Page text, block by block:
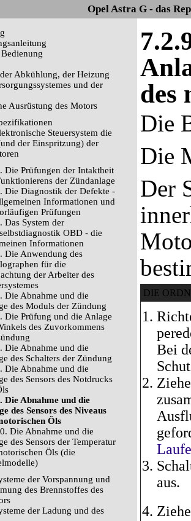
Opel Astra G - das
Abkühlung, der Heizung
und der
Ausrüstung des Motors
Steuersystem die
der Einspritzung) der
Die Prüfungen der Intaktheit
der Zündanlage
Die Diagnostik der Defekte -
Informationen und
Prüfungen
Das System der
OBD - die
Informationen
Die Anwendung des
für die
der Arbeiter des
Die Abnahme und die
des Moduls der Zündung
Die Prüfung und die Anlage
des Zuvorkommens
Die Abnahme und die
des Schalters der Zündung
Die Abnahme und die
des Sensors des Notdrucks
Die Abnahme und die
des Sensors des Niveaus
Öls
Die Abnahme und die
des Sensors der Temperatur
Öls (die
der Vorspannung und
des Brennstoffes des
der Ladung und des
des
Die
Die
Der
DIE
Bei
aus.